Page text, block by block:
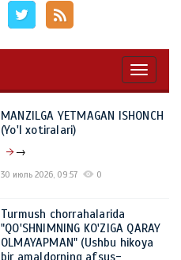
MANZILGA YETMAGAN ISHONCH
(Yo'l xotiralari)
→
30 июль 2026, 09:57 0
Turmush chorrahalarida
"QO'SHNIMNING KO'ZIGA QARAY
OLMAYAPMAN" (Ushbu hikoya
bir amaldorning afsus-